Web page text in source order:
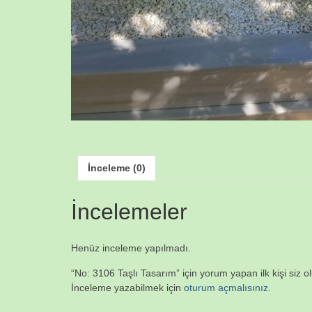
İnceleme (0)
İncelemeler
Henüz inceleme yapılmadı.
“No: 3106 Taşlı Tasarım” için yorum yapan ilk kişi siz
İnceleme yazabilmek için oturum açmalısınız.